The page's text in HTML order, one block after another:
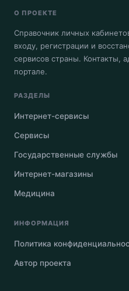
О ПРОЕКТЕ
Справочник личных
входу, регистрации и
сервисов страны. Контакты,
портале.
РАЗДЕЛЫ
Интернет-сервисы
Сервисы
Государственные службы
Интернет-магазины
Медицина
ИНФОРМАЦИЯ
Политика
Автор проекта